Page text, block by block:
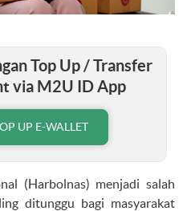
Top Up / Transfer
via M2U ID App
UP E-WALLET
(Harbolnas) menjadi salah
ditunggu bagi masyarakat